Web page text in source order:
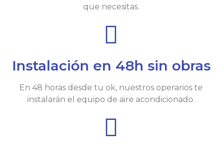
que necesitas.
Instalación en 48h sin obras
En 48 horas desde tu ok, nuestros operarios te
instalarán el equipo de aire acondicionado.